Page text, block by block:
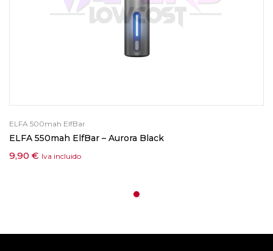
ELFA 500mah ElfBar
ELFA 550mah ElfBar – Aurora Black
9,90 € Iva incluido